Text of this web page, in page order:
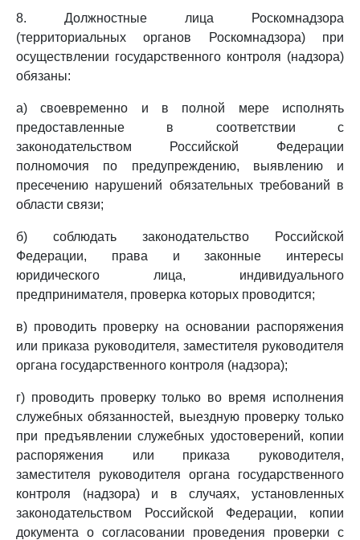
8. Должностные лица Роскомнадзора
(территориальных органов Роскомнадзора) при
осуществлении государственного контроля (надзора)
обязаны:
а) своевременно и в полной мере исполнять
предоставленные в соответствии с
законодательством Российской Федерации
полномочия по предупреждению, выявлению и
пресечению нарушений обязательных требований в
области связи;
б) соблюдать законодательство Российской
Федерации, права и законные интересы
юридического лица, индивидуального
предпринимателя, проверка которых проводится;
в) проводить проверку на основании распоряжения
или приказа руководителя, заместителя руководителя
органа государственного контроля (надзора);
г) проводить проверку только во время исполнения
служебных обязанностей, выездную проверку только
при предъявлении служебных удостоверений, копии
распоряжения или приказа руководителя,
заместителя руководителя органа государственного
контроля (надзора) и в случаях, установленных
законодательством Российской Федерации, копии
документа о согласовании проведения проверки с